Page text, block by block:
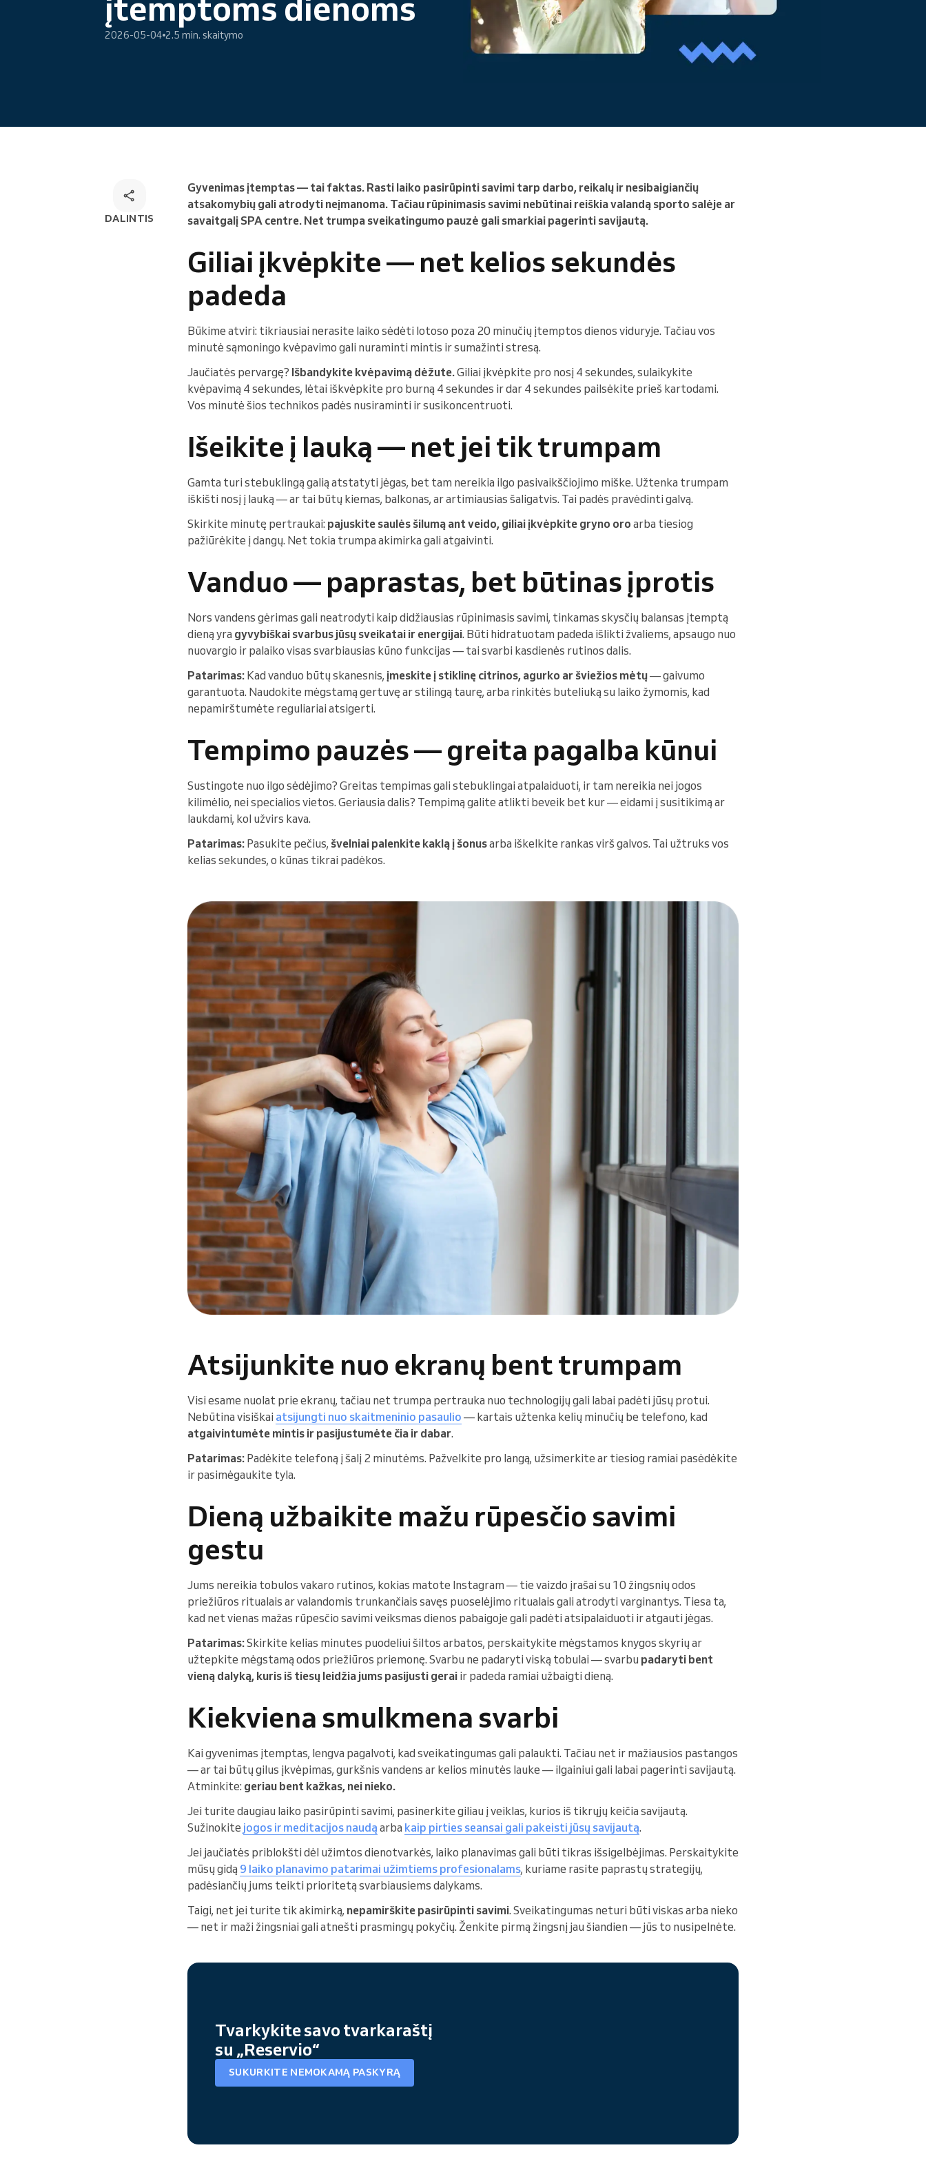
Internetinė rezervacija
Omnichannel rezervacijų
Vadovaujate didelei
organizacijai
Skaityti daugiau
2026-05-04 2.5 min. skaitymo
DALINTIS
Gyvenimas įtemptas — tai faktas. Rasti laiko pasirūpinti savimi tarp darbo, reikalų ir nesibaigiančių
atsakomybių gali atrodyti neįmanoma. Tačiau rūpinimasis savimi nebūtinai reiškia valandą sporto salėje ar
savaitgalį SPA centre. Net trumpa sveikatingumo pauzė gali smarkiai pagerinti savijautą.
Giliai įkvėpkite — net kelios sekundės
padeda
Būkime atviri: tikriausiai nerasite laiko sėdėti lotoso poza 20 minučių įtemptos dienos viduryje. Tačiau vos
minutė sąmoningo kvėpavimo gali nuraminti mintis ir sumažinti stresą.
Jaučiatės pervargę? Išbandykite kvėpavimą dėžute.Giliai įkvėpkite pro nosį 4 sekundes, sulaikykite
kvėpavimą 4 sekundes, lėtai iškvėpkite pro burną 4 sekundes ir dar 4 sekundes pailsėkite prieš kartodami.
Vos minutė šios technikos padės nusiraminti ir susikoncentruoti.
Išeikite į lauką — net jei tik trumpam
Gamta turi stebuklingą galią atstatyti jėgas, bet tam nereikia ilgo pasivaikščiojimo miške. Užtenka trumpam
iškišti nosį į lauką — ar tai būtų kiemas, balkonas, ar artimiausias šaligatvis. Tai padės pravėdinti galvą.
Skirkite minutę pertraukai: pajuskite saulės šilumą ant veido, giliai įkvėpkite gryno oro arba tiesiog
pažiūrėkite į dangų. Net tokia trumpa akimirka gali atgaivinti.
Vanduo — paprastas, bet būtinas įprotis
Nors vandens gėrimas gali neatrodyti kaip didžiausias rūpinimasis savimi, tinkamas skysčių balansas įtemptą
dieną yra gyvybiškai svarbus jūsų sveikatai ir energijai. Būti hidratuotam padeda išlikti žvaliems, apsaugo nuo
nuovargio ir palaiko visas svarbiausias kūno funkcijas — tai svarbi kasdienės rutinos dalis.
Patarimas: Kad vanduo būtų skanesnis, įmeskite į stiklinę citrinos, agurko ar šviežios mėtų— gaivumo
garantuota. Naudokite mėgstamą gertuvę ar stilingą taurę, arba rinkitės buteliuką su laiko žymomis, kad
nepamirštumėte reguliariai atsigerti.
Tempimo pauzės — greita pagalba kūnui
Sustingote nuo ilgo sėdėjimo? Greitas tempimas gali stebuklingai atpalaiduoti, ir tam nereikia nei jogos
kilimėlio, nei specialios vietos. Geriausia dalis? Tempimą galite atlikti beveik bet kur — eidami į susitikimą ar
laukdami, kol užvirs kava.
Patarimas: Pasukite pečius, švelniai palenkite kaklą į šonusarba iškelkite rankas virš galvos. Tai užtruks vos
kelias sekundes, o kūnas tikrai padėkos.
Atsijunkite nuo ekranų bent trumpam
Visi esame nuolat prie ekranų, tačiau net trumpa pertrauka nuo technologijų gali labai padėti jūsų protui.
Nebūtina visiškai atsijungti nuo skaitmeninio pasaulio — kartais užtenka kelių minučių be telefono, kad
atgaivintumėte mintis ir pasijustumėte čia ir dabar.
Patarimas: Padėkite telefoną į šalį 2 minutėms. Pažvelkite pro langą, užsimerkite ar tiesiog ramiai pasėdėkite
ir pasimėgaukite tyla.
Dieną užbaikite mažu rūpesčio savimi
gestu
Jums nereikia tobulos vakaro rutinos, kokias matote Instagram — tie vaizdo įrašai su 10 žingsnių odos
priežiūros ritualais ar valandomis trunkančiais savęs puoselėjimo ritualais gali atrodyti varginantys. Tiesa ta,
kad net vienas mažas rūpesčio savimi veiksmas dienos pabaigoje gali padėti atsipalaiduoti ir atgauti jėgas.
Patarimas:Skirkite kelias minutes puodeliui šiltos arbatos, perskaitykite mėgstamos knygos skyrių ar
užtepkite mėgstamą odos priežiūros priemonę. Svarbu ne padaryti viską tobulai — svarbu padaryti bent
vieną dalyką, kuris iš tiesų leidžia jums pasijusti gerai ir padeda ramiai užbaigti dieną.
Kiekviena smulkmena svarbi
Kai gyvenimas įtemptas, lengva pagalvoti, kad sveikatingumas gali palaukti. Tačiau net ir mažiausios pastangos
— ar tai būtų gilus įkvėpimas, gurkšnis vandens ar kelios minutės lauke — ilgainiui gali labai pagerinti savijautą.
Atminkite: geriau bent kažkas, nei nieko.
Jei turite daugiau laiko pasirūpinti savimi, pasinerkite giliau į veiklas, kurios iš tikrųjų keičia savijautą.
Sužinokite jogos ir meditacijos naudą arba kaip pirties seansai gali pakeisti jūsų savijautą.
Jei jaučiatės priblokšti dėl užimtos dienotvarkės, laiko planavimas gali būti tikras išsigelbėjimas. Perskaitykite
mūsų gidą 9 laiko planavimo patarimai užimtiems profesionalams, kuriame rasite paprastų strategijų,
padėsiančių jums teikti prioritetą svarbiausiems dalykams.
Taigi, net jei turite tik akimirką, nepamirškite pasirūpinti savimi. Sveikatingumas neturi būti viskas arba nieko
— net ir maži žingsniai gali atnešti prasmingų pokyčių. Ženkite pirmą žingsnį jau šiandien — jūs to nusipelnėte.
Tvarkykite savo tvarkaraštį
su „Reservio“
SUKURKITE NEMOKAMĄ PASKYRĄ